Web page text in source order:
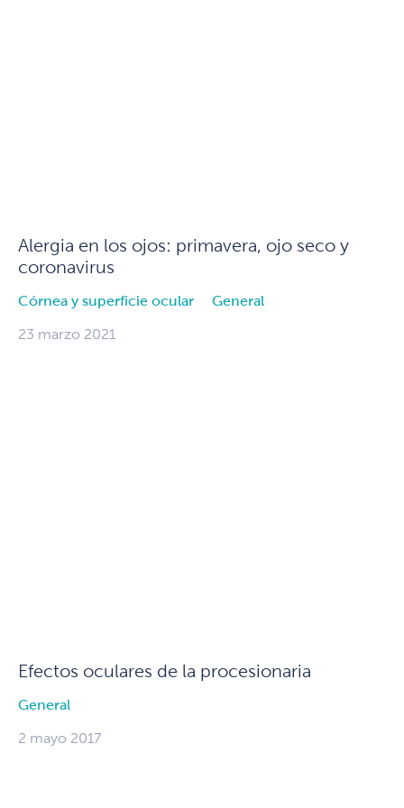
Alergia en los ojos: primavera, ojo seco y
coronavirus
Córnea y superficie ocular General
23 marzo 2021
Efectos oculares de la procesionaria
General
2 mayo 2017